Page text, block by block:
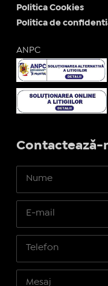
Politica Cookies
Politica de
ANPC
Contactează-